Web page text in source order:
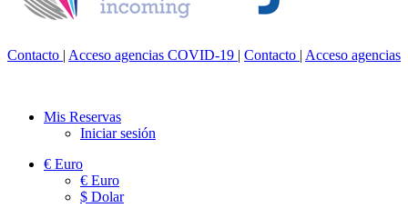
Contacto | Acceso agencias COVID-19 | Contacto | Acceso agencias
Mis Reservas
Iniciar sesión
€ Euro
€ Euro
$ Dolar